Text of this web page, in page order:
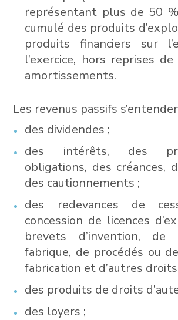
représentant plus de 50
cumulé des produits
produits financiers sur
l’exercice, hors reprises
amortissements.
Les revenus passifs
des dividendes ;
des intérêts, des
obligations, des créances,
des cautionnements ;
des redevances de
concession de licences
brevets d’invention, de
fabrique, de procédés ou
fabrication et d’autres
des produits de droits
des loyers ;